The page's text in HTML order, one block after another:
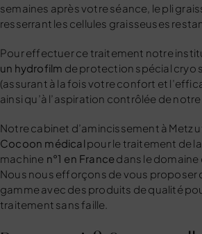
semaines après votre séance, le pli
resserrant les cellules graisseuses
Pour effectuer ce traitement notre
un hydrofilm de protection spécial cryo
(assurant à la fois votre confort et
ainsi qu’à l’aspiration contrôlée de
Notre cabinet d’amincissement à Metz
Cocoon médical pour le traitement de
machine n°1 en Francedans le domaine
Nous nous efforçons de vous proposer
gamme avec des produits de qualité
traitement sans faille.